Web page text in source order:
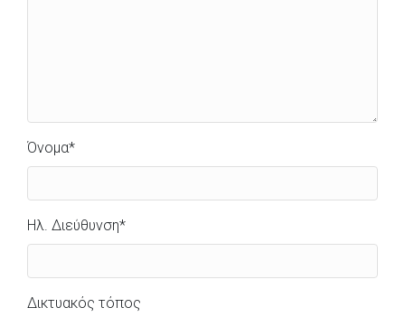
Όνομα*
Ηλ. Διεύθυνση*
Δικτυακός τόπος